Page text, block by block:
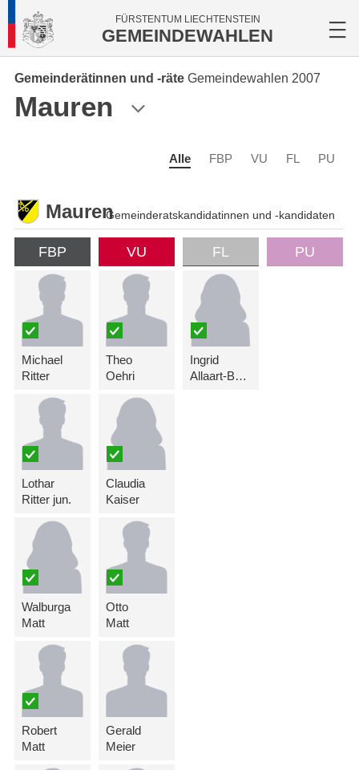
FÜRSTENTUM LIECHTENSTEIN
GEMEINDEWAHLEN
Gemeinderätinnen und -räte Gemeindewahlen 2007
Mauren
Alle FBP VU FL PU
MaurenGemeinderatskandidatinnen und -kandidaten
FBP
Michael
Ritter
Lothar
Ritter jun.
Walburga
Matt
Robert
Matt
VU
Theo
Oehri
Claudia
Kaiser
Otto
Matt
Gerald
Meier
FL
Ingrid
Allaart-Batliner
PU